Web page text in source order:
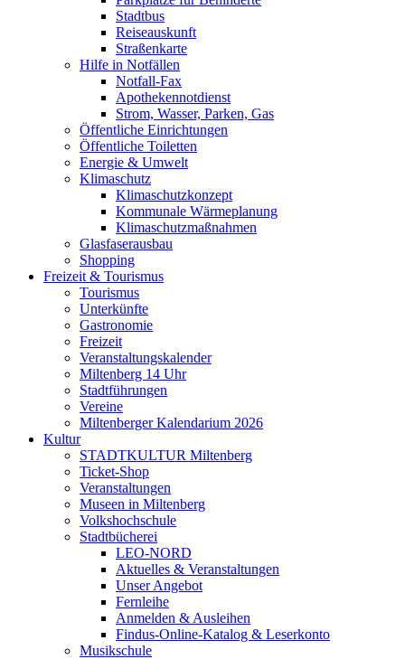
Stadtbus
Reiseauskunft
Straßenkarte
Hilfe in Notfällen
Notfall-Fax
Apothekennotdienst
Strom, Wasser, Parken, Gas
Öffentliche Einrichtungen
Öffentliche Toiletten
Energie & Umwelt
Klimaschutz
Klimaschutzkonzept
Kommunale Wärmeplanung
Klimaschutzmaßnahmen
Glasfaserausbau
Shopping
Freizeit & Tourismus
Tourismus
Unterkünfte
Gastronomie
Freizeit
Veranstaltungskalender
Miltenberg 14 Uhr
Stadtführungen
Vereine
Miltenberger Kalendarium 2026
Kultur
STADTKULTUR Miltenberg
Ticket-Shop
Veranstaltungen
Museen in Miltenberg
Volkshochschule
Stadtbücherei
LEO-NORD
Aktuelles & Veranstaltungen
Unser Angebot
Fernleihe
Anmelden & Ausleihen
Findus-Online-Katalog & Leserkonto
Musikschule